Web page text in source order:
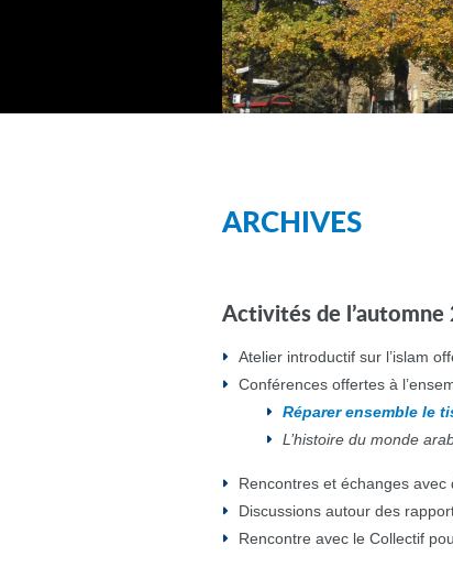
ARCHIVES
Activités de l’automne
Atelier introductif sur l’islam
Conférences offertes à
Réparer ensemble le
L’histoire du monde
Rencontres et échanges avec
Discussions autour des
Rencontre avec le Collectif